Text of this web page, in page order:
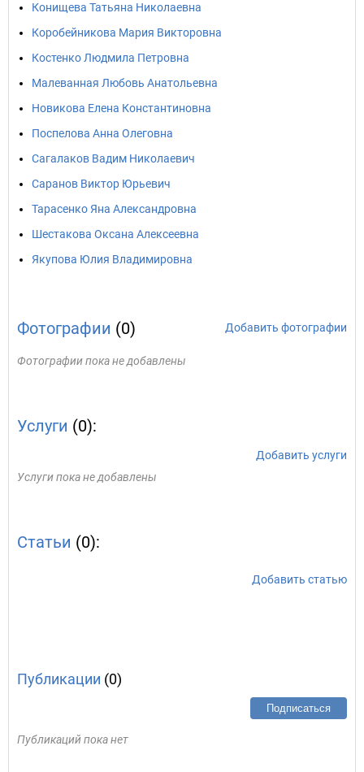
Конищева Татьяна Николаевна
Коробейникова Мария Викторовна
Костенко Людмила Петровна
Малеванная Любовь Анатольевна
Новикова Елена Константиновна
Поспелова Анна Олеговна
Сагалаков Вадим Николаевич
Саранов Виктор Юрьевич
Тарасенко Яна Александровна
Шестакова Оксана Алексеевна
Якупова Юлия Владимировна
Фотографии (0) Добавить фотографии
Фотографии пока не добавлены
Услуги (0):
Добавить услуги
Услуги пока не добавлены
Статьи (0):
Добавить статью
Публикации (0)
Подписаться
Публикаций пока нет